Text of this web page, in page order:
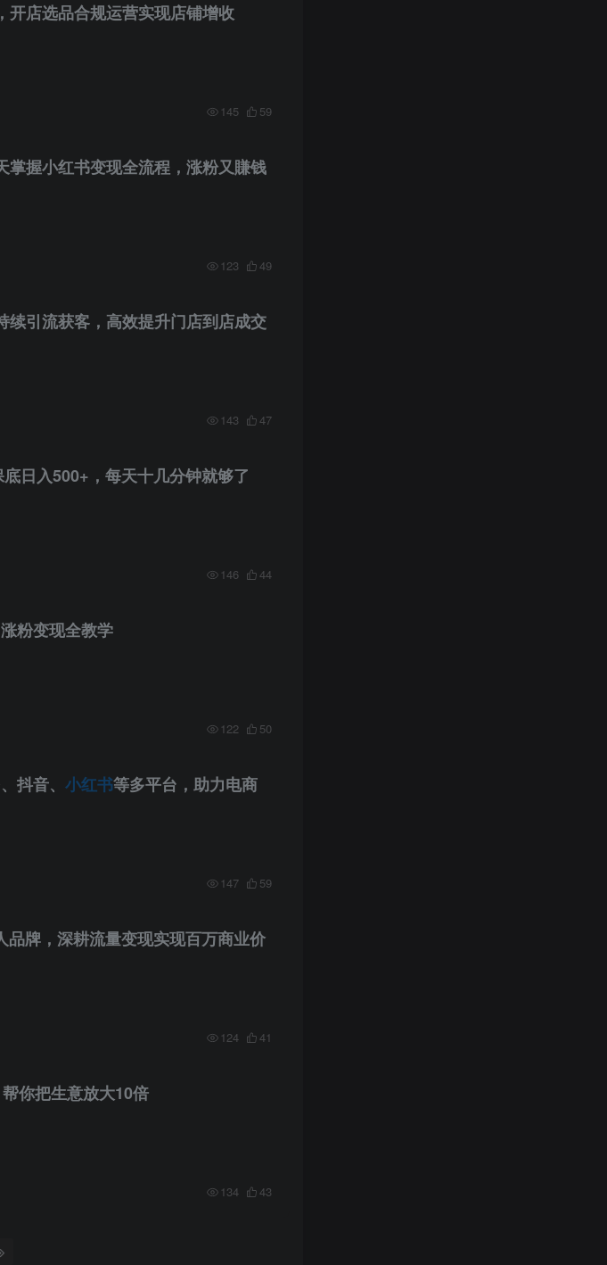
开店选品合规运营实现店铺增收
145 59
握小红书变现全流程，涨粉又賺钱
123 49
续引流获客，高效提升门店到店成交
143 47
日入500+，每天十几分钟就够了
146 44
粉变现全教学
122 50
抖音、 小红书等多平台，助力电商
147 59
牌，深耕流量变现实现百万商业价
124 41
你把生意放大10倍
134 43